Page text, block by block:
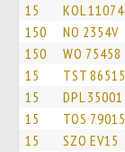
15 KOL 11074
150 NO 2354V
150 WO 75458
15 TST 86515
15 DPL 35001
15 TOS 79015
15 SZO EV15